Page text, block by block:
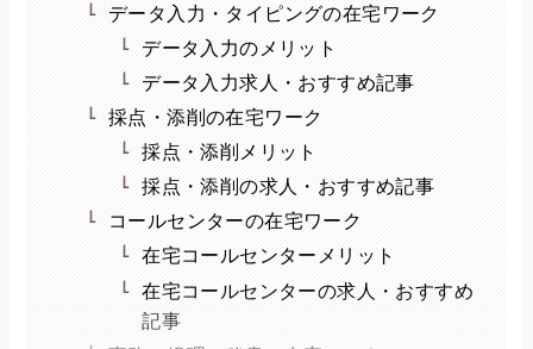
データ入力・タイピングの在宅ワーク
データ入力のメリット
データ入力求人・おすすめ記事
採点・添削の在宅ワーク
採点・添削メリット
採点・添削の求人・おすすめ記事
コールセンターの在宅ワーク
在宅コールセンターメリット
在宅コールセンターの求人・おすすめ
記事